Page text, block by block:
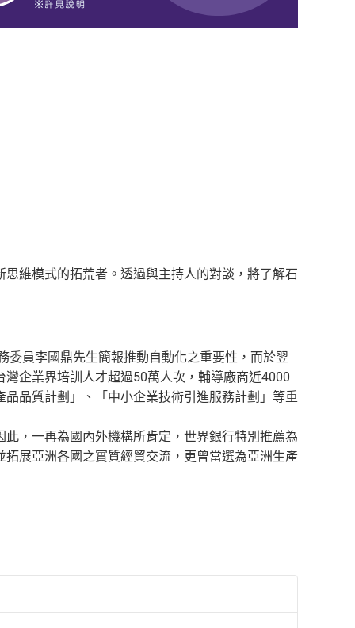
維模式的拓荒者。透過與主持人的對談，將了解石
員李國鼎先生簡報推動自動化之重要性，而於翌
企業界培訓人才超過50萬人次，輔導廠商近4000
品質計劃」、「中小企業技術引進服務計劃」等重
，一再為國內外機構所肯定，世界銀行特別推薦為
展亞洲各國之實質經貿交流，更曾當選為亞洲生產